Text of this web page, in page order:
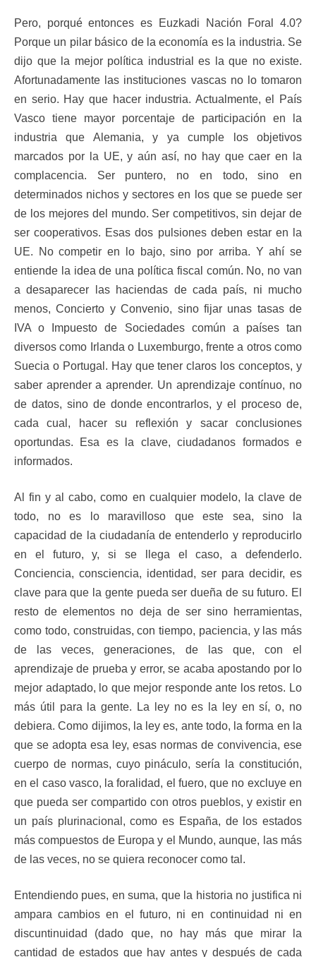
Pero, porqué entonces es Euzkadi Nación Foral 4.0?
Porque un pilar básico de la economía es la industria. Se
dijo que la mejor política industrial es la que no existe.
Afortunadamente las instituciones vascas no lo tomaron
en serio. Hay que hacer industria. Actualmente, el País
Vasco tiene mayor porcentaje de participación en la
industria que Alemania, y ya cumple los objetivos
marcados por la UE, y aún así, no hay que caer en la
complacencia. Ser puntero, no en todo, sino en
determinados nichos y sectores en los que se puede ser
de los mejores del mundo. Ser competitivos, sin dejar de
ser cooperativos. Esas dos pulsiones deben estar en la
UE. No competir en lo bajo, sino por arriba. Y ahí se
entiende la idea de una política fiscal común. No, no van
a desaparecer las haciendas de cada país, ni mucho
menos, Concierto y Convenio, sino fijar unas tasas de
IVA o Impuesto de Sociedades común a países tan
diversos como Irlanda o Luxemburgo, frente a otros como
Suecia o Portugal. Hay que tener claros los conceptos, y
saber aprender a aprender. Un aprendizaje contínuo, no
de datos, sino de donde encontrarlos, y el proceso de,
cada cual, hacer su reflexión y sacar conclusiones
oportundas. Esa es la clave, ciudadanos formados e
informados.
Al fin y al cabo, como en cualquier modelo, la clave de
todo, no es lo maravilloso que este sea, sino la
capacidad de la ciudadanía de entenderlo y reproducirlo
en el futuro, y, si se llega el caso, a defenderlo.
Conciencia, consciencia, identidad, ser para decidir, es
clave para que la gente pueda ser dueña de su futuro. El
resto de elementos no deja de ser sino herramientas,
como todo, construidas, con tiempo, paciencia, y las más
de las veces, generaciones, de las que, con el
aprendizaje de prueba y error, se acaba apostando por lo
mejor adaptado, lo que mejor responde ante los retos. Lo
más útil para la gente. La ley no es la ley en sí, o, no
debiera. Como dijimos, la ley es, ante todo, la forma en la
que se adopta esa ley, esas normas de convivencia, ese
cuerpo de normas, cuyo pináculo, sería la constitución,
en el caso vasco, la foralidad, el fuero, que no excluye en
que pueda ser compartido con otros pueblos, y existir en
un país plurinacional, como es España, de los estados
más compuestos de Europa y el Mundo, aunque, las más
de las veces, no se quiera reconocer como tal.
Entendiendo pues, en suma, que la historia no justifica ni
ampara cambios en el futuro, ni en continuidad ni en
discuntinuidad (dado que, no hay más que mirar la
cantidad de estados que hay antes y después de cada